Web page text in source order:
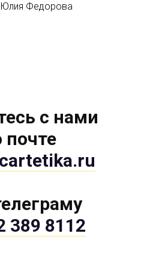
Юлия Федорова
с нами
почте
389 8112